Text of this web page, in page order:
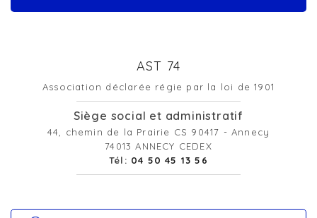
AST 74
Association déclarée régie par la loi de 1901
Siège social et administratif
44, chemin de la Prairie CS 90417 - Annecy
74013 ANNECY CEDEX
Tél: 04 50 45 13 56